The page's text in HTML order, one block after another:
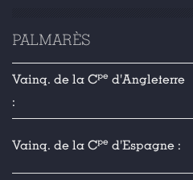
PALMARÈS
Vainq. de la Cpe d'Angleterre
:
Vainq. de la Cpe d'Espagne :